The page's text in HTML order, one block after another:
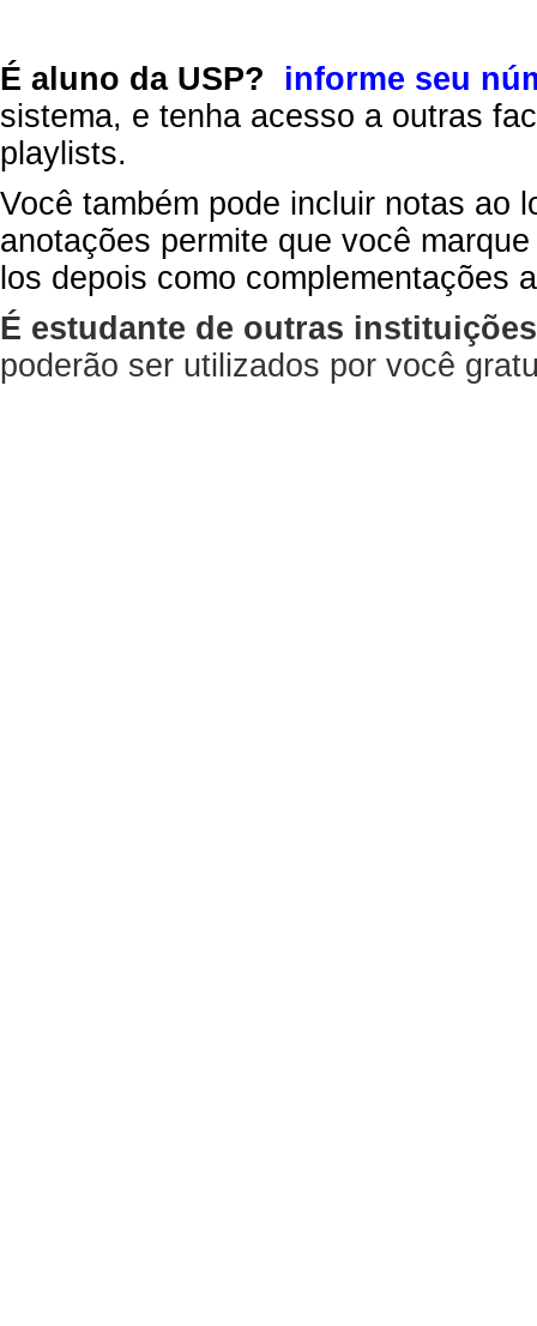
É aluno da USP?
informe seu
sistema, e tenha acesso a outras
playlists.
Você também pode incluir notas ao
anotações permite que você
los depois como complementações
É estudante de outras
poderão ser utilizados por você